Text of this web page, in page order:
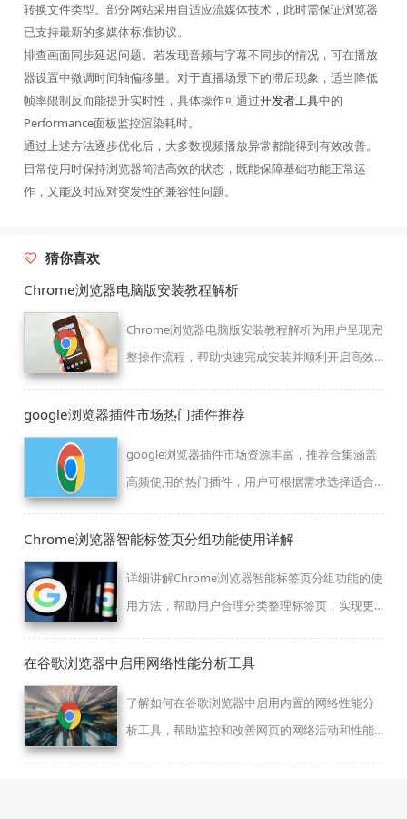
转换文件类型。部分网站采用自适应流媒体技术，此时需保证浏览器
已支持最新的多媒体标准协议。
排查画面同步延迟问题。若发现音频与字幕不同步的情况，可在播放
器设置中微调时间轴偏移量。对于直播场景下的滞后现象，适当降低
帧率限制反而能提升实时性，具体操作可通过开发者工具中的
Performance面板监控渲染耗时。
通过上述方法逐步优化后，大多数视频播放异常都能得到有效改善。
日常使用时保持浏览器简洁高效的状态，既能保障基础功能正常运
作，又能及时应对突发性的兼容性问题。
猜你喜欢
Chrome浏览器电脑版安装教程解析
Chrome浏览器电脑版安装教程解析为用户呈现完
整操作流程，帮助快速完成安装并顺利开启高效
google浏览器插件市场热门插件推荐
google浏览器插件市场资源丰富，推荐合集涵盖
高频使用的热门插件，用户可根据需求选择适合
Chrome浏览器智能标签页分组功能使用详解
详细讲解Chrome浏览器智能标签页分组功能的使
用方法，帮助用户合理分类整理标签页，实现更
在谷歌浏览器中启用网络性能分析工具
了解如何在谷歌浏览器中启用内置的网络性能分
析工具，帮助监控和改善网页的网络活动和性能